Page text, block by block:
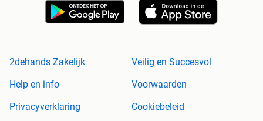
2dehands Zakelijk
Veilig en Succesvol
Help en info
Voorwaarden
Privacyverklaring
Cookiebeleid